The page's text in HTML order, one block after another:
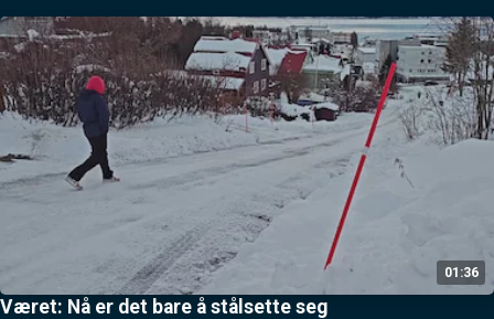
01:36
Været: Nå er det bare å stålsette seg